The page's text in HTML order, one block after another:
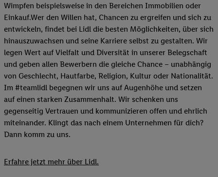
Wimpfen beispielsweise in den Bereichen Immobilien oder
Einkauf.Wer den Willen hat, Chancen zu ergreifen und sich zu
entwickeln, findet bei Lidl die besten Möglichkeiten, über sich
hinauszuwachsen und seine Karriere selbst zu gestalten. Wir
legen Wert auf Vielfalt und Diversität in unserer Belegschaft
und geben allen Bewerbern die gleiche Chance – unabhängig
von Geschlecht, Hautfarbe, Religion, Kultur oder Nationalität.
Im #teamlidl begegnen wir uns auf Augenhöhe und setzen
auf einen starken Zusammenhalt. Wir schenken uns
gegenseitig Vertrauen und kommunizieren offen und ehrlich
miteinander. Klingt das nach einem Unternehmen für dich?
Dann komm zu uns.​
Erfahre jetzt mehr über Lidl.